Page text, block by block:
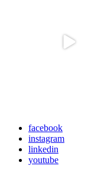
facebook
instagram
linkedin
youtube